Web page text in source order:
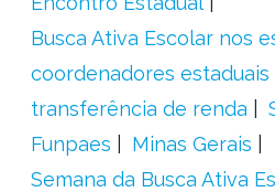
Busca Ativa Escolar nos
coordenadores estaduais
transferência de renda
Funpaes
Minas Gerais
Semana da Busca Ativa